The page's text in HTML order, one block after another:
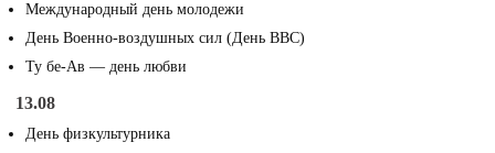
Международный день молодежи
День Военно-воздушных сил (День ВВС)
Ту бе-Ав — день любви
13.08
День физкультурника